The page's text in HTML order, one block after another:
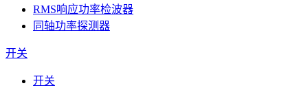
RMS响应功率检波器
同轴功率探测器
开关
开关